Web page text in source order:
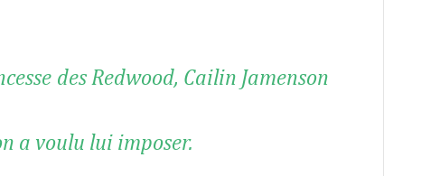
des Redwood, Cailin Jamenson
a voulu lui imposer.